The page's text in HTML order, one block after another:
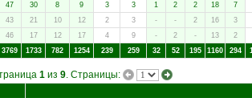
47 30 8 9 3 3 1 2 2 18
7
43 21 10 12 2 3 - - 2 16
3
46 17 12 17 4 9 - 2 - 13
2
3769 1733 782 1254 239 259 32 52 195 1160 294
1 из 9. Страницы: